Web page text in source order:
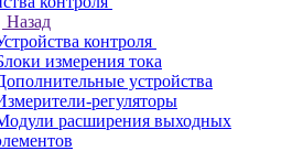
Назад
контроля
измерения тока
устройства
регуляторы
расширения выходных